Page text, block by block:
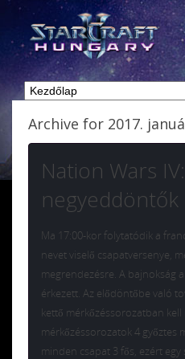
Archive for 2017.
Nation Wars IV:
negyeddöntők
Ma 17:00-kor folytatódik a
nevet viselő csapatversenye,
megrendezésre. A bajnokság
érkezett. Az elődöntőbe való
kettő mérkőzéssorozatban
mérkőzéssorozatok 4 győztes
minden csapat 3 fős, ezért